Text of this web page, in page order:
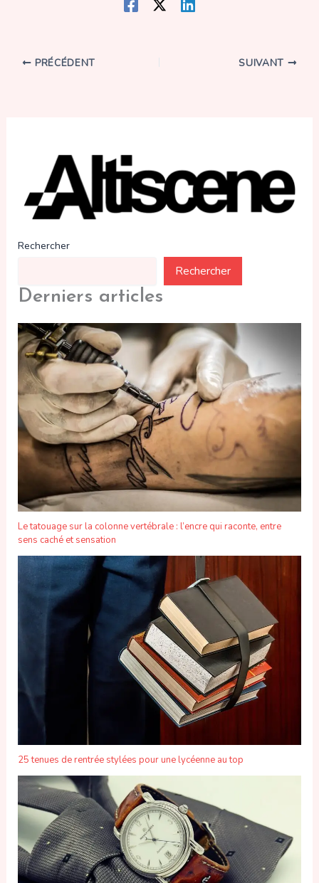
PRÉCÉDENT SUIVANT
Rechercher
Rechercher
Derniers articles
Le tatouage sur la colonne vertébrale : l’encre qui raconte, entre
sens caché et sensation
25 tenues de rentrée stylées pour une lycéenne au top